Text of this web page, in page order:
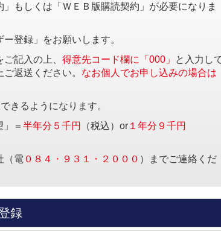
もしくは「ＷＥＢ版購読契約」が必要になりま
登録」をお願いします。
記入の上、 得意先コード欄に「000」
と入力し
返送ください。 なお個人でお申し込みの場合は
きるようになります。
」＝ 半年分５千円 （税込）or １年分９千円
（電 ０８４・９３１・２０００ ）までご連絡くだ
録